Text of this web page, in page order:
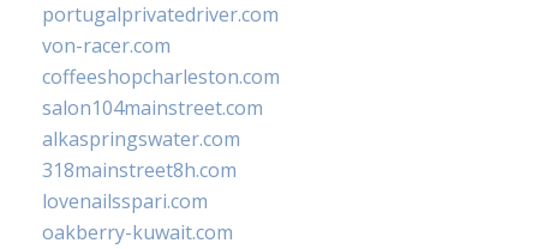
portugalprivatedriver.com
von-racer.com
coffeeshopcharleston.com
salon104mainstreet.com
alkaspringswater.com
318mainstreet8h.com
lovenailsspari.com
oakberry-kuwait.com